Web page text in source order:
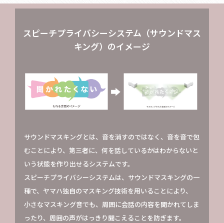
スピーチプライバシーシステム（サウンドマス
キング）のイメージ
サウンドマスキングとは、音を消すのではなく、音を音で包
むことにより、第三者に、何を話しているかはわからないと
いう状態を作り出せるシステムです。
スピーチプライバシーシステムは、サウンドマスキングの一
種で、ヤマハ独自のマスキング技術を用いることにより、
小さなマスキング音でも、周囲に会話の内容を聞かれてしま
ったり、周囲の声がはっきり聞こえることを防ぎます。